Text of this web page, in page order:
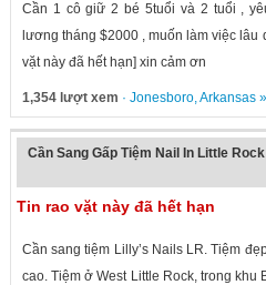
Cần 1 cô giữ 2 bé 5tuổi và 2 tuổi ,
lương tháng $2000 , muốn làm việc lâu
vặt này đã hết hạn] xin cảm ơn
1,354 lượt xem · Jonesboro,Arkansas»
Cần Sang Gấp Tiệm Nail In Little
Tin rao vặt này đã hết hạn
Cần sang tiệm Lilly’s Nails LR. Tiệm
cao. Tiệm ở West Little Rock, trong khu